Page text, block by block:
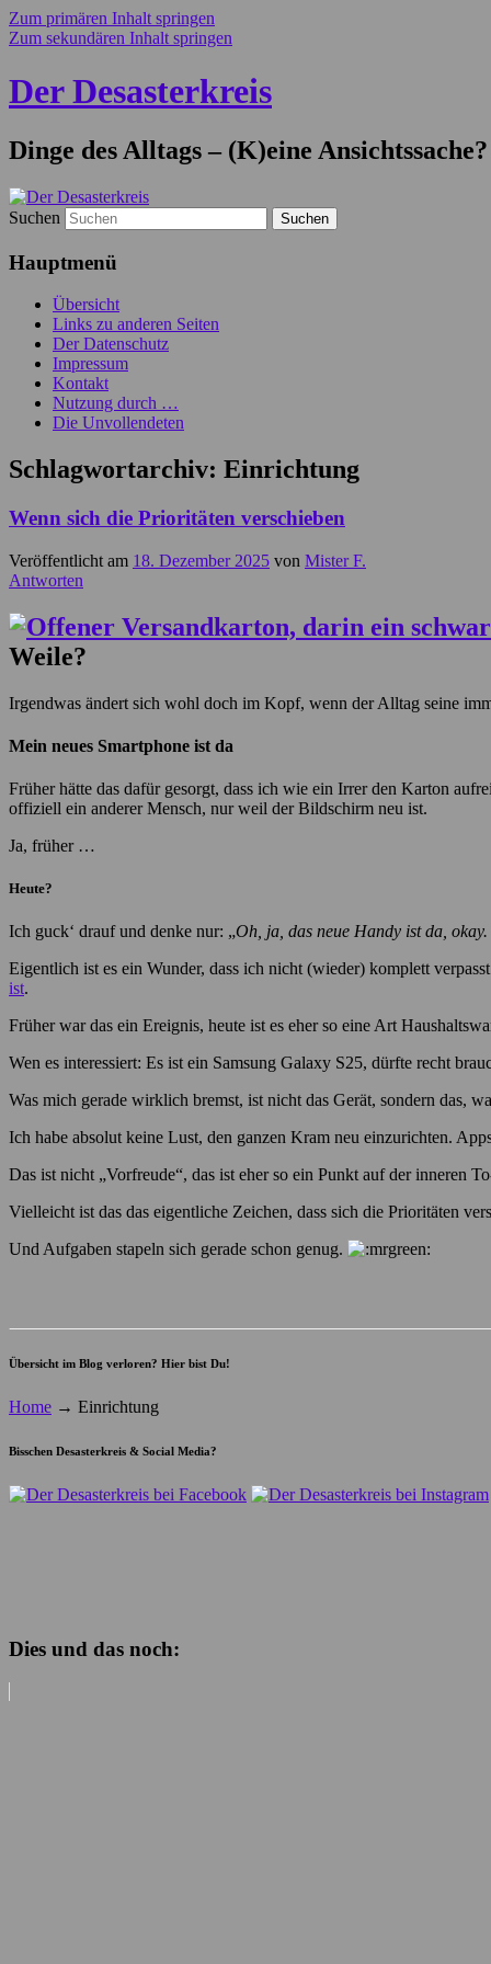
Zum primären Inhalt springen
Zum sekundären Inhalt springen
Der Desasterkreis
Dinge des Alltags – (K)eine Ansichtssache?
Suchen
Hauptmenü
Übersicht
Links zu anderen Seiten
Der Datenschutz
Impressum
Kontakt
Nutzung durch …
Die Unvollendeten
Schlagwortarchiv: Einrichtung
Wenn sich die Prioritäten verschieben
Veröffentlicht am 18. Dezember 2025 von Mister F.
Antworten
Weile?
Irgendwas ändert sich wohl doch im Kopf, wenn der Alltag seine
Mein neues Smartphone ist da
Früher hätte das dafür gesorgt, dass ich wie ein Irrer den Karton
offiziell ein anderer Mensch, nur weil der Bildschirm neu ist.
Ja, früher …
Heute?
Ich guck‘ drauf und denke nur: „Oh, ja, das neue Handy ist da,
Eigentlich ist es ein Wunder, dass ich nicht (wieder) komplett
ist.
Früher war das ein Ereignis, heute ist es eher so eine Art
Wen es interessiert: Es ist ein Samsung Galaxy S25, dürfte recht
Was mich gerade wirklich bremst, ist nicht das Gerät, sondern das,
Ich habe absolut keine Lust, den ganzen Kram neu einzurichten.
Das ist nicht „Vorfreude“, das ist eher so ein Punkt auf der inneren
Vielleicht ist das das eigentliche Zeichen, dass sich die Prioritäten
Und Aufgaben stapeln sich gerade schon genug.
Übersicht im Blog verloren? Hier bist Du!
Home → Einrichtung
Bisschen Desasterkreis & Social Media?
Dies und das noch: